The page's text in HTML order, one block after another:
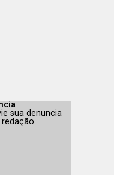
sua denuncia